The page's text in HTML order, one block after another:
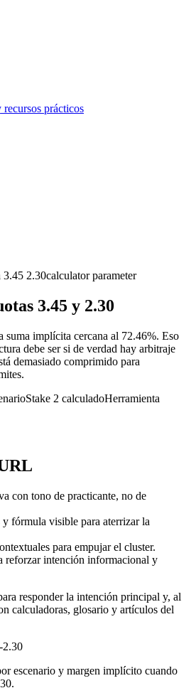
prácticos
3.45 2.30calculator parameter
3.45 y 2.30
suma implícita cercana al 72.46%. Eso
debe ser si de verdad hay arbitraje
demasiado comprimido para
Stake 2 calculadoHerramienta
con tono de practicante, no de
fórmula visible para aterrizar la
para empujar el cluster.
reforzar intención informacional y
responder la intención principal y, al
calculadoras, glosario y artículos del
2.30
escenario y margen implícito cuando